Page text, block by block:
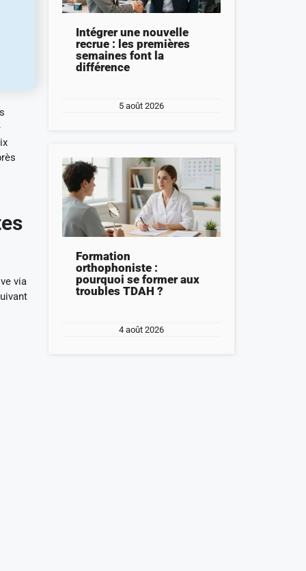
via
Intégrer une nouvelle
recrue : les premières
semaines font la
différence
5 août 2026
Formation
orthophoniste :
pourquoi se former aux
troubles TDAH ?
4 août 2026